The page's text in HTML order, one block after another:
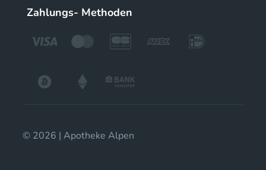
Zahlungs- Methoden
© 2026 | Apotheke Alpen